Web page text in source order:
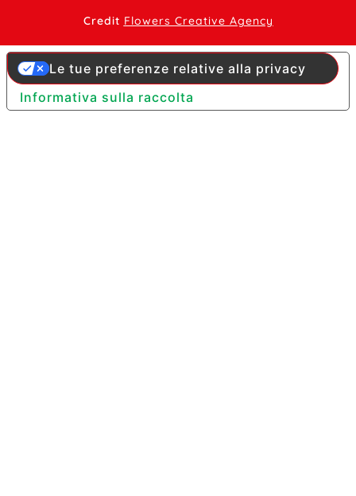
Credit Flowers Creative Agency
Informativa sulla raccolta
Le tue preferenze relative alla privacy